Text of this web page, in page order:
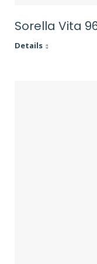
Sorella Vita
Details